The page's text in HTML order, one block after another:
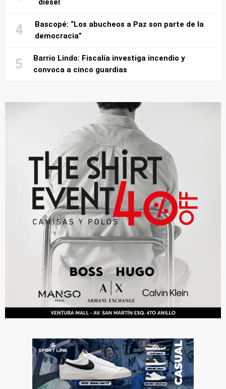
diésel
Bascopé: “Los abucheos a Paz son parte de la
democracia”
Barrio Lindo: Fiscalía investiga incendio y
convoca a cinco guardias